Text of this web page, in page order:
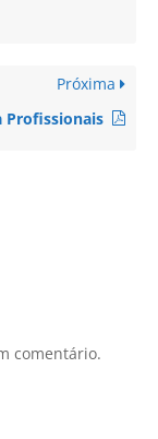
Próxima
Profissionais
comentário.